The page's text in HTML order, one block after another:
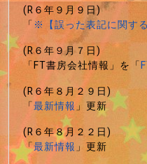
(R６年９月９日)
「※【誤った表記に関す
(R６年９月７日)
「FT書房会社情報」を「
(R６年８月２９日)
「最新情報」更新
(R６年８月２２日)
「最新情報」更新